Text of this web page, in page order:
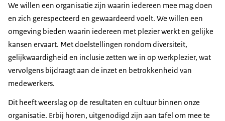
We willen een organisatie zijn waarin iedereen mee mag doen
en zich gerespecteerd en gewaardeerd voelt. We willen een
omgeving bieden waarin iedereen met plezier werkt en gelijke
kansen ervaart. Met doelstellingen rondom diversiteit,
gelijkwaardigheid en inclusie zetten we in op werkplezier, wat
vervolgens bijdraagt aan de inzet en betrokkenheid van
medewerkers.
Dit heeft weerslag op de resultaten en cultuur binnen onze
organisatie. Erbij horen, uitgenodigd zijn aan tafel om mee te